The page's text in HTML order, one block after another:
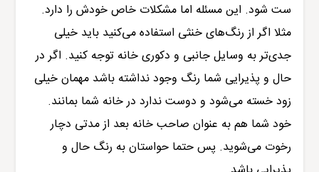
ست شود. این مسئله اما مشکلات خاص خودش را دارد.
مثلا اگر از رنگ‌های خنثی استفاده می‌کنید باید خیلی
جدی‌تر به وسایل جانبی و دکوری خانه توجه کنید. اگر در
حال و پذیرایی شما رنگ وجود نداشته باشد مهمان خیلی
زود خسته می‌شود و دوست ندارد در خانه شما بمانند.
خود شما هم به عنوان صاحب خانه بعد از مدتی دچار
رخوت می‌شوید. پس حتما حواستان به رنگ حال و